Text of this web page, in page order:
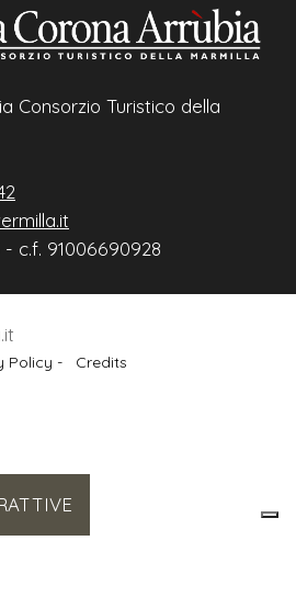
Consorzio Turistico della
c.f. 91006690928
Policy - Credits